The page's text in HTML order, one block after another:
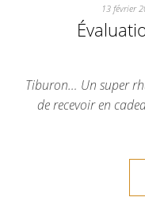
13 février
Tiburon… Un super
de recevoir en